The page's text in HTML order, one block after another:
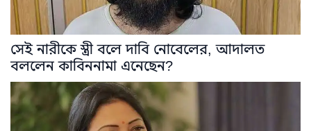
সেই নারীকে স্ত্রী বলে দাবি নোবেলের, আদালত
বললেন কাবিননামা এনেছেন?